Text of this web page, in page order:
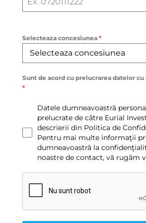
Selecteaza concesiunea *
Selecteaza concesiunea
Sunt de acord cu prelucrarea datelor cu
*
Datele dumneavoastră
prelucrate de către Eurial
descrierii din Politica de
Pentru mai multe informaţii
dumneavoastră la
noastre de contact, vă rugăm